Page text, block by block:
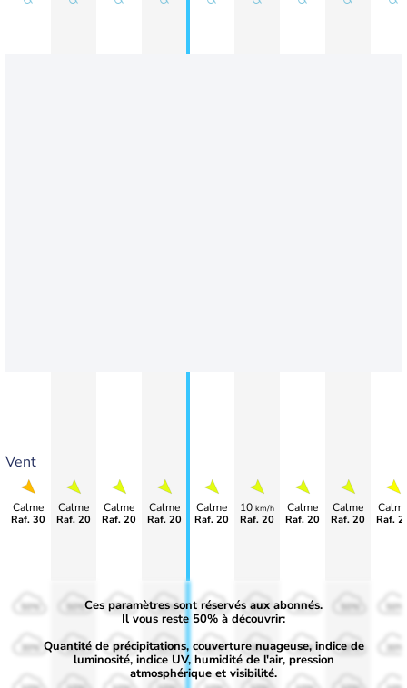
Vent
Calme
Raf. 30
Calme
Raf. 20
Calme
Raf. 20
Calme
Raf. 20
Calme
Raf. 20
10 km/h
Raf. 20
Calme
Raf. 20
Calme
Raf. 20 Raf.
50%
30%
50%
30%
50%
30%
50%
30%
50%
30%
50%
30%
50%
30% 30% 30%
Ces paramètres sont réservés aux abonnés.
Il vous reste 50% à découvrir:
Quantité de précipitations, couverture nuageuse, indice de
luminosité, indice UV, humidité de l'air, pression
atmosphérique et visibilité.